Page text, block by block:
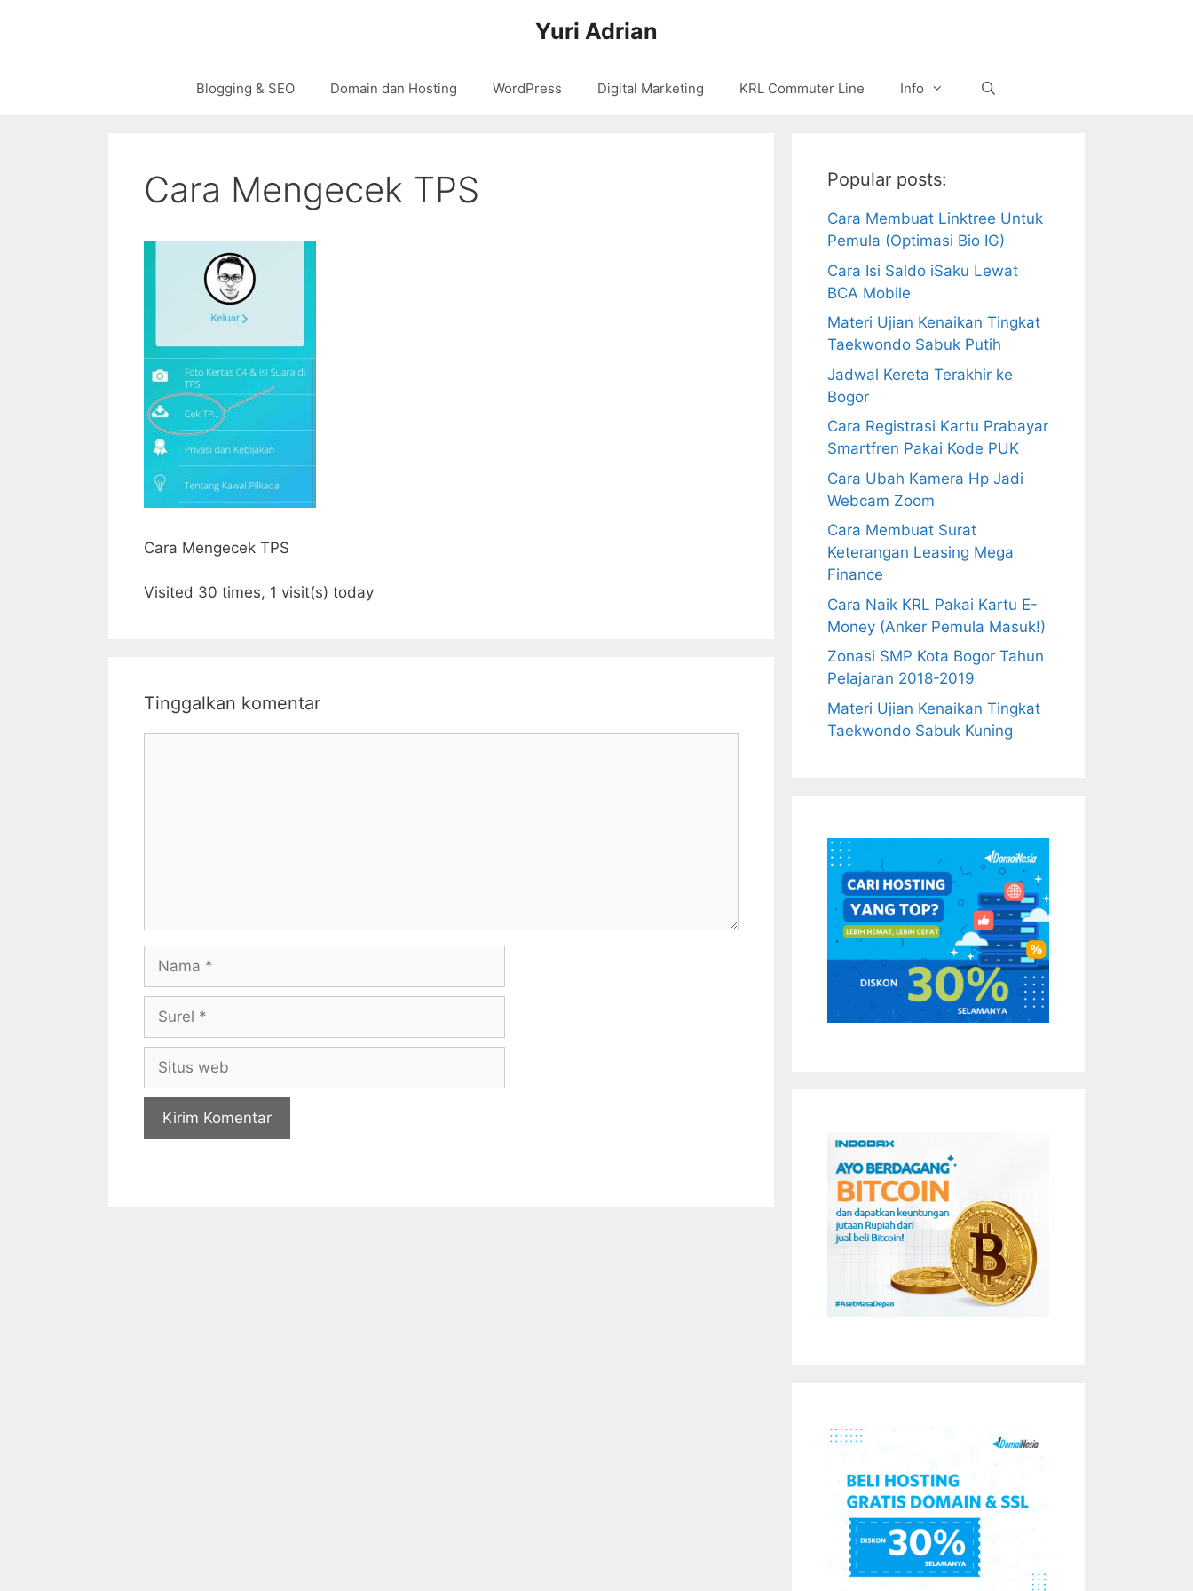
Yuri Adrian
Blogging & SEO Domain dan Hosting WordPress Digital Marketing KRL Commuter Line Info
Cara Mengecek TPS
Cara Mengecek TPS
Visited 30 times, 1 visit(s) today
Tinggalkan komentar
Nama
Surel
Situs
web
Popular posts:
Cara Membuat Linktree Untuk
Pemula (Optimasi Bio IG)
Cara Isi Saldo iSaku Lewat
BCA Mobile
Materi Ujian Kenaikan Tingkat
Taekwondo Sabuk Putih
Jadwal Kereta Terakhir ke
Bogor
Cara Registrasi Kartu Prabayar
Smartfren Pakai Kode PUK
Cara Ubah Kamera Hp Jadi
Webcam Zoom
Cara Membuat Surat
Keterangan Leasing Mega
Finance
Cara Naik KRL Pakai Kartu E-
Money (Anker Pemula Masuk!)
Zonasi SMP Kota Bogor Tahun
Pelajaran 2018-2019
Materi Ujian Kenaikan Tingkat
Taekwondo Sabuk Kuning